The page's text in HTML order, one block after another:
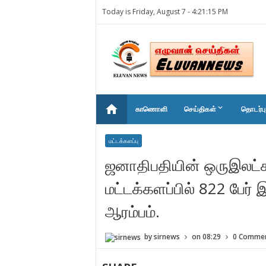
Today is Friday, August 7 - 4:21:15 PM
home காணொளி செய்திகள் keyboard_arrow_down
மட்டக்களப்பு
ஜனாதிபதியின்
மட்டக்களப்பில் 822
ஆரம்பம்.
bysirnews on 08:29 0